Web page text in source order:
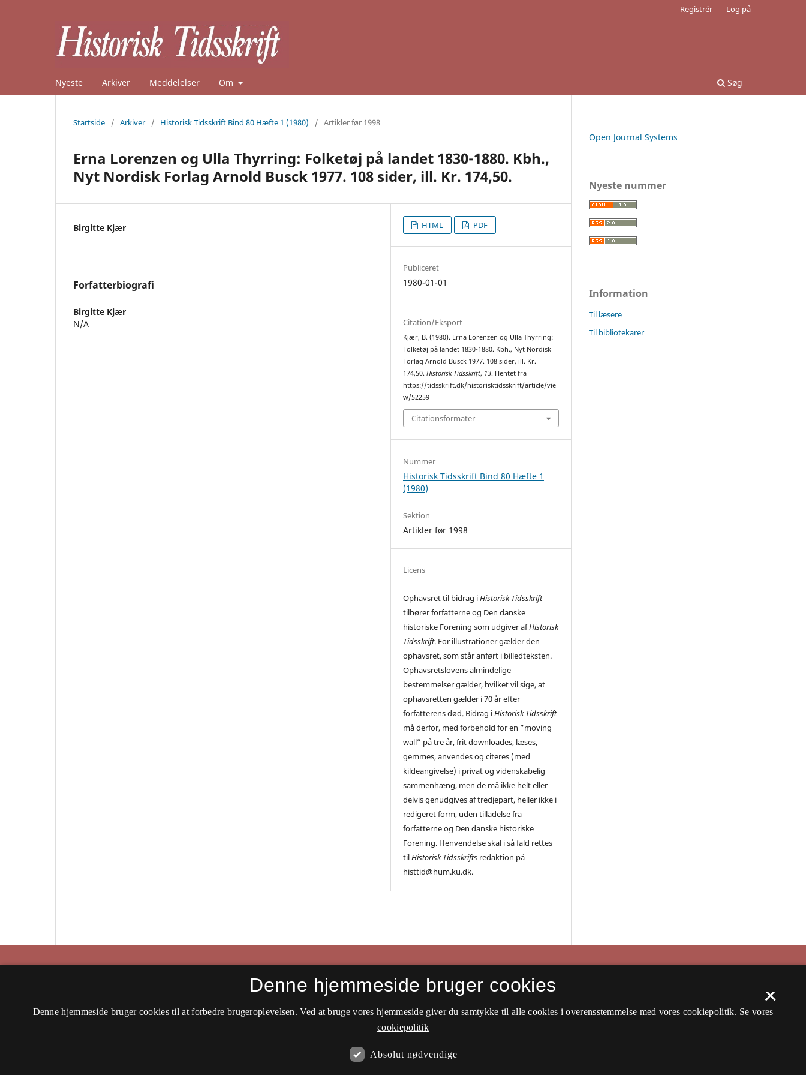
Nyeste Arkiver Meddelelser Om Søg
Registrér Log på
Startside / Arkiver / Historisk Tidsskrift Bind 80 Hæfte 1 (1980) / Artikler før 1998
Erna Lorenzen og Ulla Thyrring: Folketøj på landet 1830-1880. Kbh.,
Nyt Nordisk Forlag Arnold Busck 1977. 108 sider, ill. Kr. 174,50.
Birgitte Kjær
Forfatterbiografi
Birgitte Kjær
N/A
HTML PDF
Publiceret
1980-01-01
Citation/Eksport
Kjær, B. (1980). Erna Lorenzen og Ulla Thyrring:
Folketøj på landet 1830-1880. Kbh., Nyt Nordisk
Forlag Arnold Busck 1977. 108 sider, ill. Kr.
174,50.Historisk Tidsskrift, 13. Hentet fra
https://tidsskrift.dk/historisktidsskrift/article/vie
w/52259
Citationsformater
Nummer
Historisk Tidsskrift Bind 80 Hæfte 1
(1980)
Sektion
Artikler før 1998
Licens
Ophavsret til bidrag iHistorisk Tidsskrift
tilhører forfatterne og Den danske
historiske Forening som udgiver afHistorisk
Tidsskrift. For illustrationer gælder den
ophavsret, som står anført i billedteksten.
Ophavsretslovens almindelige
bestemmelser gælder, hvilket vil sige, at
ophavsretten gælder i 70 år efter
forfatterens død. Bidrag iHistorisk Tidsskrift
må derfor, med forbehold for en ”moving
wall” på tre år, frit downloades, læses,
gemmes, anvendes og citeres (med
kildeangivelse) i privat og videnskabelig
sammenhæng, men de må ikke helt eller
delvis genudgives af tredjepart, heller ikke i
redigeret form, uden tilladelse fra
forfatterne og Den danske historiske
Forening. Henvendelse skal i så fald rettes
tilHistorisk Tidsskrifts redaktion på
histtid@hum.ku.dk.
Open Journal Systems
Nyeste nummer
Information
Til læsere
Til bibliotekarer
ISSN 2597-0666 (Online)
×
Denne hjemmeside bruger cookies
Denne hjemmeside bruger cookies til at forbedre brugeroplevelsen. Ved at bruge vores hjemmeside giver du samtykke til alle cookies i overensstemmelse med vores cookiepolitik. Se vores
cookiepolitik
Absolut nødvendige